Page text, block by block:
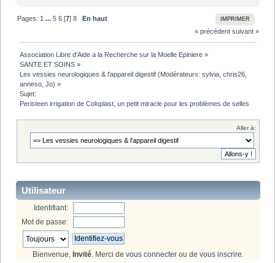
IMPRIMER
Pages: 1 ...5 6 [7]8
En haut
« précédent suivant »
Association Libre d'Aide a la Recherche sur la Moelle Epiniere »
SANTE ET SOINS »
Les vessies neurologiques & l'appareil digestif (Modérateurs:sylvia ,chris26
anneso ,Jo) »
Sujet:
Peristeen irrigation de Coloplast, un petit miracle pour les problèmes de selles
Aller à:
Utilisateur
Identifiant:
Mot de passe:
Bienvenue, Invité. Merci de vous connecter ou de vous inscrire.